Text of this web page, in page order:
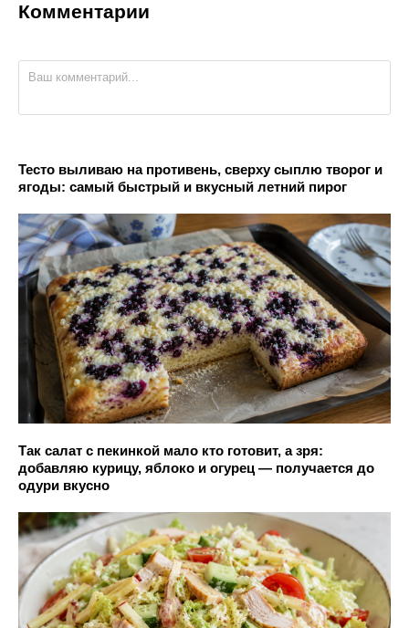
Комментарии
Тесто выливаю на противень, сверху сыплю творог и
ягоды: самый быстрый и вкусный летний пирог
Так салат с пекинкой мало кто готовит, а зря:
добавляю курицу, яблоко и огурец — получается до
одури вкусно